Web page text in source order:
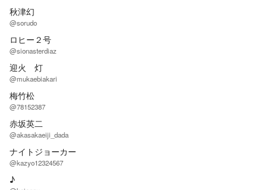
秋津幻
@sorudo
ロヒー２号
@sionasterdiaz
迎火 灯
@mukaebiakari
梅竹松
@78152387
赤坂英二
@akasakaeiji_dada
ナイトジョーカー
@kazyo12324567
♪